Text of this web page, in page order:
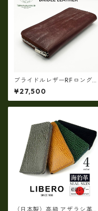
ブライドルレザーRFロングウ
ォレット イギリス産ブライ
ドルレザー 日本製 tc-003H
G
¥27,500
（日本製）高級 アザラシ革